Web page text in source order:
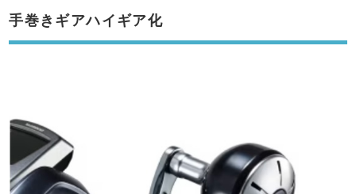
手巻きギアハイギア化